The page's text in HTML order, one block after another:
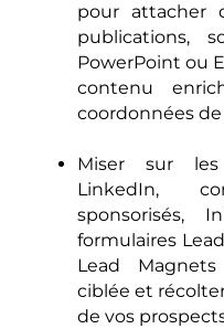
pour attacher
publications,
PowerPoint ou
contenu
coordonnées
Miser sur
LinkedIn,
sponsorisés,
formulaires
Lead
ciblée et
de vos